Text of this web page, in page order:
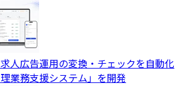
求人広告運用の変換・チェックを自動化
業務支援システム」を開発